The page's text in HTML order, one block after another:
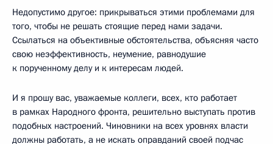
Недопустимо другое: прикрываться этими проблемами для
того, чтобы не решать стоящие перед нами задачи.
Ссылаться на объективные обстоятельства, объясняя часто
свою неэффективность, неумение, равнодушие
к порученному делу и к интересам людей.
И я прошу вас, уважаемые коллеги, всех, кто работает
в рамках Народного фронта, решительно выступать против
подобных настроений. Чиновники на всех уровнях власти
должны работать, а не искать оправданий своей подчас